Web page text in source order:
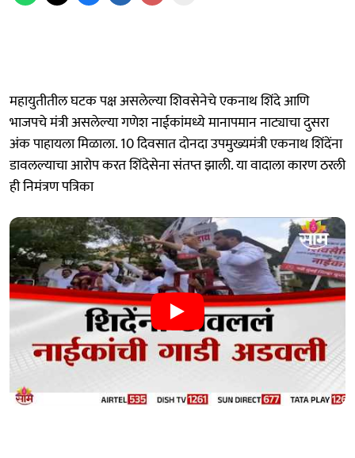
महायुतीतील घटक पक्ष असलेल्या शिवसेनेचे एकनाथ शिंदे आणि
भाजपचे मंत्री असलेल्या गणेश नाईकांमध्ये मानापमान नाट्याचा दुसरा
अंक पाहायला मिळाला. 10 दिवसात दोनदा उपमुख्यमंत्री एकनाथ शिंदेंना
डावलल्याचा आरोप करत शिंदेसेना संतप्त झाली. या वादाला कारण ठरली
ही निमंत्रण पत्रिका